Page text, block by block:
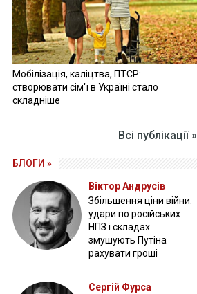
Мобілізація, каліцтва, ПТСР:
створювати сім'ї в Україні стало
складніше
Всі публікації »
БЛОГИ »
Віктор Андрусів
Збільшення ціни війни:
удари по російських
НПЗ і складах
змушують Путіна
рахувати гроші
Сергій Фурса